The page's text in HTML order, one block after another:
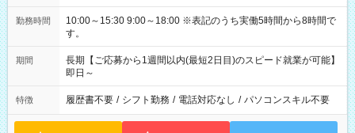
勤務時間
10:00～15:30 9:00～18:00 ※表記のうち実働5時間から8時間で
す。
期間
長期【ご応募から1週間以内(最短2日目)のスピード就業が可能】
即日～
特徴 履歴書不要 / シフト勤務 / 電話対応なし / パソコンスキル不要